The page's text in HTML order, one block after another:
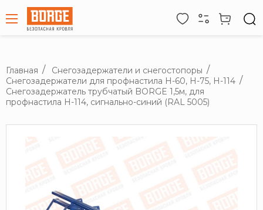
Главная
Снегозадержатели и снегостопоры
Снегозадержатели для профнастила H-60, H-75, H-114
Снегозадержатель трубчатый BORGE 1,5м, для
профнастила Н-114, сигнально-синий (RAL 5005)